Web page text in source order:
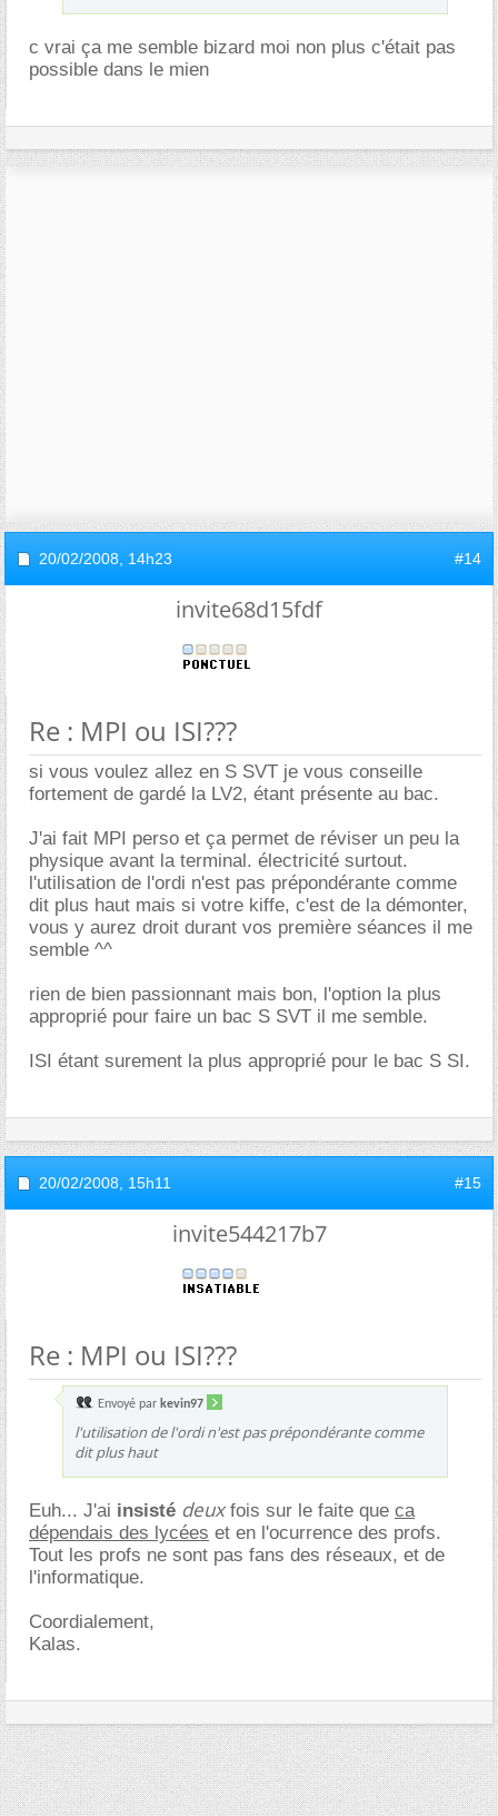
c vrai ça me semble bizard moi non plus c'était pas
possible dans le mien
20/02/2008, 14h23 #14
invite68d15fdf
Re : MPI ou ISI???
si vous voulez allez en S SVT je vous conseille
fortement de gardé la LV2, étant présente au bac.
J'ai fait MPI perso et ça permet de réviser un peu la
physique avant la terminal. électricité surtout.
l'utilisation de l'ordi n'est pas prépondérante comme
dit plus haut mais si votre kiffe, c'est de la démonter,
vous y aurez droit durant vos première séances il me
semble ^^
rien de bien passionnant mais bon, l'option la plus
approprié pour faire un bac S SVT il me semble.
ISI étant surement la plus approprié pour le bac S SI.
20/02/2008, 15h11 #15
invite544217b7
Re : MPI ou ISI???
Envoyé par kevin97
l'utilisation de l'ordi n'est pas prépondérante comme
dit plus haut
Euh... J'ai insisté deuxfois sur le faite que ca
dépendais des lycées et en l'ocurrence des profs.
Tout les profs ne sont pas fans des réseaux, et de
l'informatique.
Coordialement,
Kalas.